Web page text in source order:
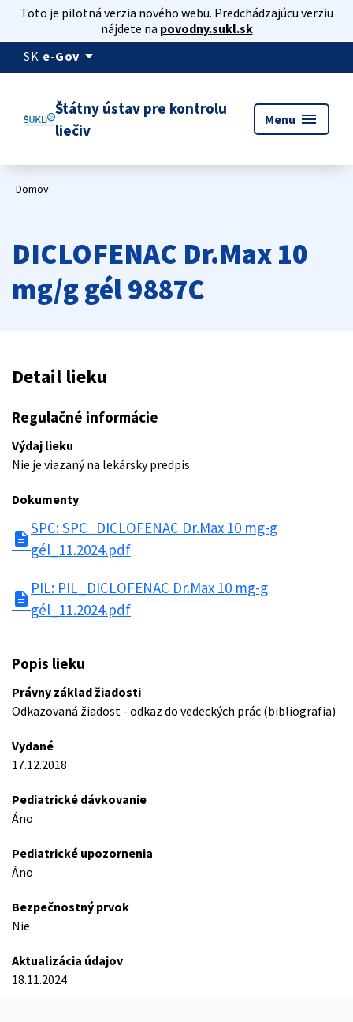
Toto je pilotná verzia nového webu. Predchádzajúcu verziu
nájdete na povodny.sukl.sk
SK e-Gov arrow_drop_down
Štátny ústav pre kontrolu
liečiv
Menu menu
Domov
DICLOFENAC Dr.Max 10
mg/g gél 9887C
Detail lieku
Regulačné informácie
Výdaj lieku
Nie je viazaný na lekársky predpis
Dokumenty
description
SPC: SPC_DICLOFENAC Dr.Max 10 mg-g
gél_11.2024.pdf
description
PIL: PIL_DICLOFENAC Dr.Max 10 mg-g
gél_11.2024.pdf
Popis lieku
Právny základ žiadosti
Odkazovaná žiadost - odkaz do vedeckých prác (bibliografia)
Vydané
17.12.2018
Pediatrické dávkovanie
Áno
Pediatrické upozornenia
Áno
Bezpečnostný prvok
Nie
Aktualizácia údajov
18.11.2024